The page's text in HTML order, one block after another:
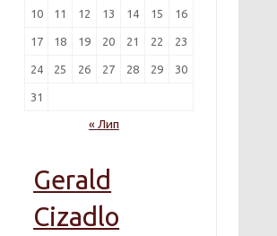
10 11 12 13 14 15 16
17 18 19 20 21 22 23
24 25 26 27 28 29 30
31
« Лип
Gerald
Cizadlo